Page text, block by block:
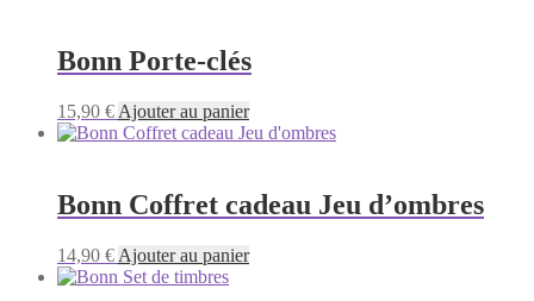
12,90 €.10,90 €.
Bonn Porte-clés
15,90 € Ajouter au panier
Bonn Coffret cadeau Jeu d’ombres
14,90 € Ajouter au panier